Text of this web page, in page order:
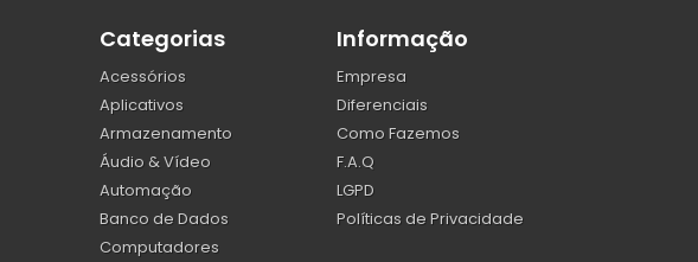
Categorias
Acessórios
Aplicativos
Armazenamento
Áudio & Vídeo
Automação
Banco de Dados
Computadores
Informação
Empresa
Diferenciais
Como Fazemos
F.A.Q
LGPD
Políticas de Privacidade